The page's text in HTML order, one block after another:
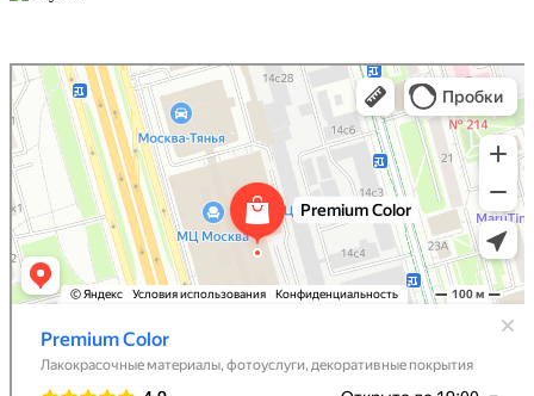
Premium Color
Лакокрасочные материалы в Москве
Декоративные покрытия в Москве